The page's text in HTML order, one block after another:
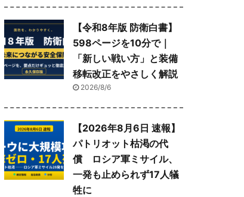
【令和8年版 防衛白書】
598ページを10分で｜
「新しい戦い方」と装備
移転改正をやさしく解説
2026/8/6
【2026年8月6日 速報】
パトリオット枯渇の代
償 ロシア軍ミサイル、
一発も止められず17人犠
牲に